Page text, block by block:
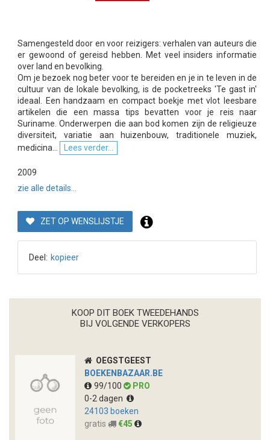
Samengesteld door en voor reizigers: verhalen van auteurs die
er gewoond of gereisd hebben. Met veel insiders informatie
over land en bevolking.
Om je bezoek nog beter voor te bereiden en je in te leven in de
cultuur van de lokale bevolking, is de pocketreeks 'Te gast in'
ideaal. Een handzaam en compact boekje met vlot leesbare
artikelen die een massa tips bevatten voor je reis naar
Suriname. Onderwerpen die aan bod komen zijn de religieuze
diversiteit, variatie aan huizenbouw, traditionele muziek,
medicina...
Lees verder...
2009
zie alle details...
ZET OP WENSLIJSTJE
Deel: kopieer
KOOP DIT BOEK TWEEDEHANDS
BIJ VOLGENDE VERKOPERS
OEGSTGEEST
BOEKENBAZAAR.BE
99/100
PRO
0-2 dagen
24103 boeken
gratis
€45